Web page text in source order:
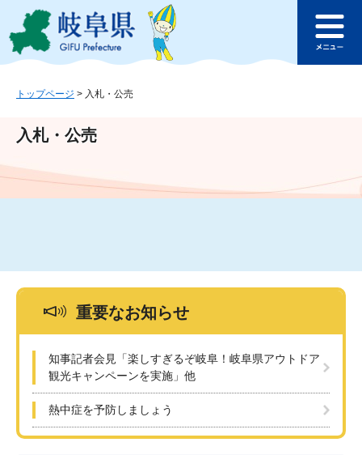
ジ
ュ
文
このページの本文へ
ュ
トップページ > 入札・公売
入札・公売
重要なお知らせ
知事記者会見「楽しすぎるぞ岐阜！岐阜県アウトドア
観光キャンペーンを実施」他
熱中症を予防しましょう